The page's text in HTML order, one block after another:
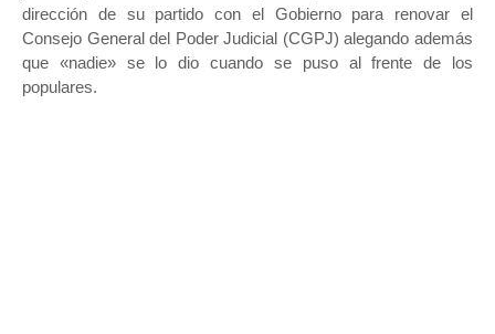
dirección de su partido con el Gobierno para renovar el
Consejo General del Poder Judicial (CGPJ) alegando además
que «nadie» se lo dio cuando se puso al frente de los
populares.